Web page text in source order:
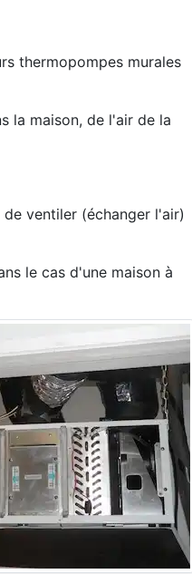
thermopompes murales
la maison, de l'air de la
ventiler (échanger l'air)
le cas d'une maison à